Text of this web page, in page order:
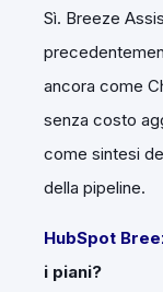
Sì. Breeze
ancora come
senza costo
come sintesi
della pipeline.
HubSpot
i piani?